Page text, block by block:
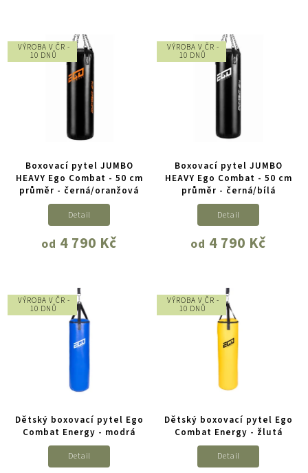
VÝROBA V ČR -
10 DNŮ
Boxovací pytel JUMBO
HEAVY Ego Combat - 50 cm
průměr - černá/oranžová
od 4 790 Kč
Detail
VÝROBA V ČR -
10 DNŮ
Boxovací pytel JUMBO
HEAVY Ego Combat - 50 cm
průměr - černá/bílá
od 4 790 Kč
Detail
VÝROBA V ČR -
10 DNŮ
Dětský boxovací pytel Ego
Combat Energy - modrá
Detail
VÝROBA V ČR -
10 DNŮ
Dětský boxovací pytel Ego
Combat Energy - žlutá
Detail